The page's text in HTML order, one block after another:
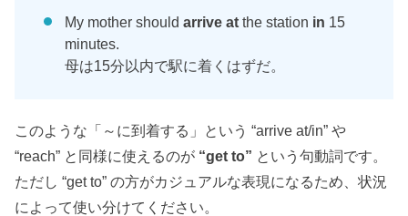
My mother shouldarrive at the station in 15
minutes.
母は15分以内で駅に着くはずだ。
このような「～に到着する」という “arrive at/in” や
“reach” と同様に使えるのが “get to” という句動詞です。
ただし “get to” の方がカジュアルな表現になるため、状況
によって使い分けてください。